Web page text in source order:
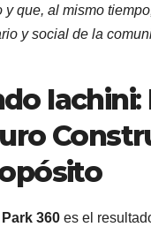
y que, al mismo
y social de la
Iachini:
360 es el